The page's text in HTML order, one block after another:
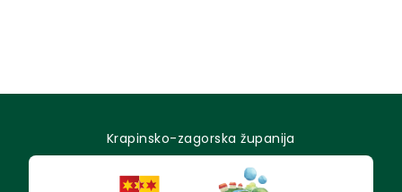
Krapinsko-zagorska županija